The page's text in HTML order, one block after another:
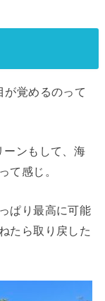
が覚めるのって
ーンもして、海
て感じ。
ぱり最高に可能
たら取り戻した